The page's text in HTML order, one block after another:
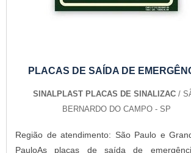
PLACAS DE SAÍDA DE
SINALPLAST PLACAS DE SINALIZAC /
BERNARDO DO CAMPO - SP
Região de atendimento: São Paulo e
PauloAs placas de saída de